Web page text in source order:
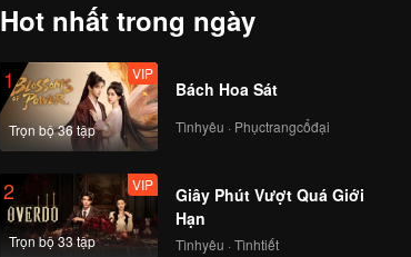
Hot nhất trong ngày
1
Trọn bộ 36 tập
VIP
Bách Hoa Sát
Tìnhyêu · Phụctrangcổđại
2
Trọn bộ 33 tập
VIP
Giây Phút Vượt Quá Giới
Hạn
Tìnhyêu · Tìnhtiết